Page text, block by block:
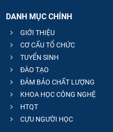
DANH MỤC CHÍNH
GIỚI THIỆU
CƠ CẤU TỔ CHỨC
TUYỂN SINH
ĐÀO TẠO
ĐẢM BẢO CHẤT LƯỢNG
KHOA HỌC CÔNG NGHỆ
HTQT
CỰU NGƯỜI HỌC